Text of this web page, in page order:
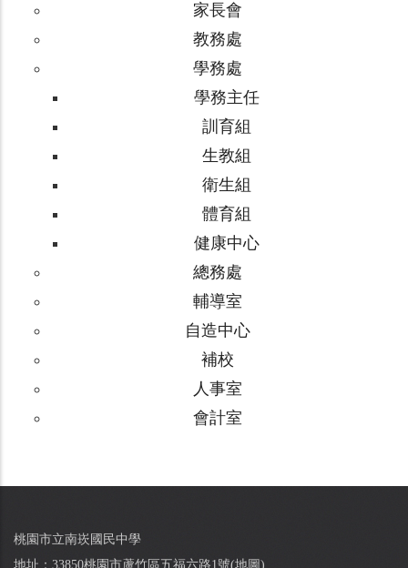
家長會
教務處
學務處
學務主任
訓育組
生教組
衛生組
體育組
健康中心
總務處
輔導室
自造中心
補校
人事室
會計室
桃園市立南崁國民中學
地址：33850桃園市蘆竹區五福六路1號(地圖)